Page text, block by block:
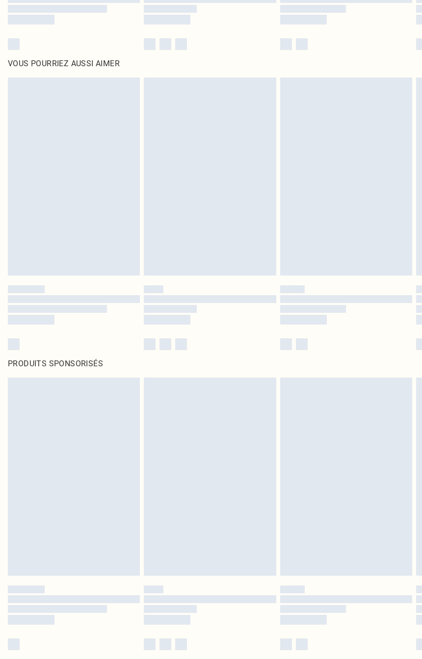
VOUS POURRIEZ AUSSI AIMER
PRODUITS SPONSORISÉS